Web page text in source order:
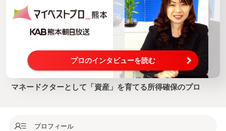
プロのインタビューを読む
マネードクターとして「資産」を育てる所得確保のプロ
プロフィール